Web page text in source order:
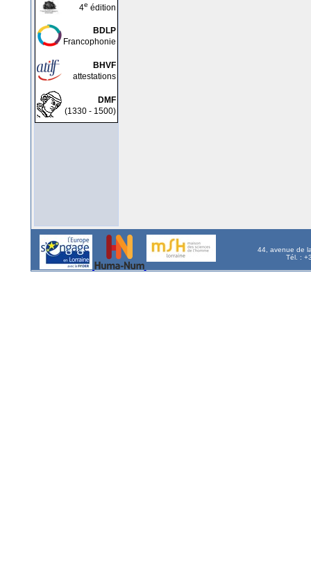
4e édition
BDLP
Francophonie
BHVF
attestations
DMF
(1330 - 1500)
44, avenue de
Tél. :